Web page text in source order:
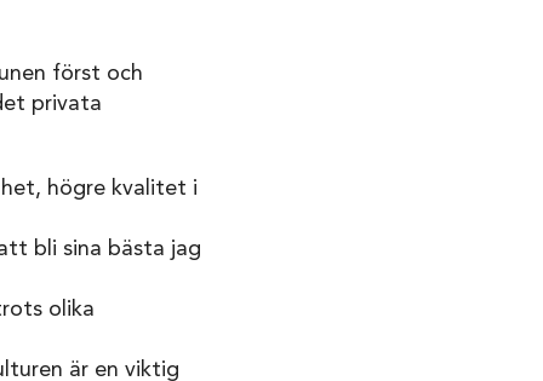
först och
privata
högre kvalitet i
bli sina bästa jag
olika
är en viktig